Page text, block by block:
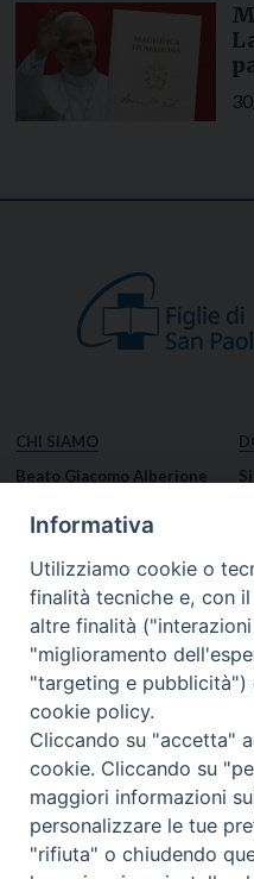
CHI SIAMO
Beato Giacomo Alberione
Missione Paolina
Luoghi delle Origini
Governo Generale
Famiglia Paolina
Foto
Video
I NOSTRI CONTATTI
Contatti
Informativa
Utilizziamo cookie o
finalità tecniche e, con
altre finalità
"miglioramento
"targeting e pubblicità")
cookie policy.
Cliccando su "accetta"
cookie. Cliccando su
maggiori informazioni
personalizzare le tue
"rifiuta" o chiudendo